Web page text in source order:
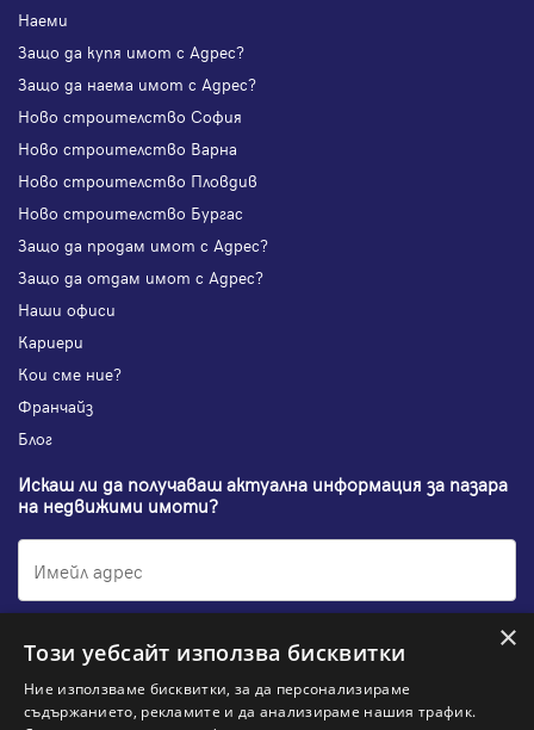
Наеми
Защо да купя имот с Адрес?
Защо да наема имот с Адрес?
Ново строителство София
Ново строителство Варна
Ново строителство Пловдив
Ново строителство Бургас
Защо да продам имот с Адрес?
Защо да отдам имот с Адрес?
Наши офиси
Кариери
Кои сме ние?
Франчайз
Блог
Искаш ли да получаваш актуална информация за пазара
на недвижими имоти?
Абонирам се ×
Този уебсайт използва бисквитки
Ние използваме бисквитки, за да персонализираме
съдържанието, рекламите и да анализираме нашия трафик.